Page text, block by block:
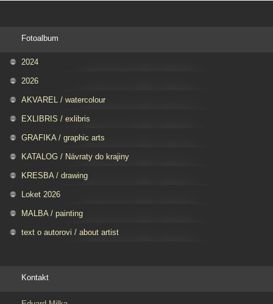
Fotoalbum
2024
2026
AKVAREL / watercolour
EXLIBRIS / exlibris
GRAFIKA / graphic arts
KATALOG / Návraty do krajiny
KRESBA / drawing
Loket 2026
MALBA / painting
text o autorovi / about artist
Kontakt